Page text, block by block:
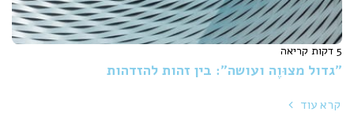
5 דקות קריאה
"גדול מצוּוֶה ועושה": בין זהות להזדהות
קרא עוד